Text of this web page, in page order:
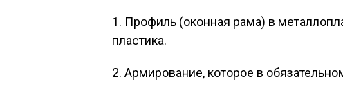
1. Профиль (оконная рама) в
пластика.
2. Армирование, которое в